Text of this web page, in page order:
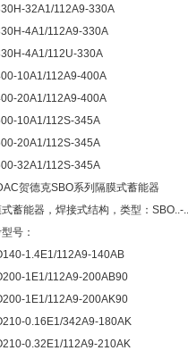
32A1/112A9-330A
4A1/112A9-330A
4A1/112U-330A
10A1/112A9-400A
20A1/112A9-400A
10A1/112S-345A
20A1/112S-345A
32A1/112S-345A
贺德克SBO系列隔膜式蓄能器
式蓄能器，焊接式结构，类型：
号：
1.4E1/112A9-140AB
1E1/112A9-200AB90
1E1/112A9-200AK90
0.16E1/342A9-180AK
0.32E1/112A9-210AK